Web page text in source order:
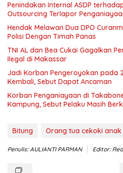
Penindakan Internal ASDP
Outsourcing Terlapor
Hendak Melawan Dua DPO
Polisi Dengan Timah Panas
TNI AL dan Bea Cukai Gagalkan
Ilegal di Makassar
Jadi Korban Pengeroyokan pada
Kembali, Sebut Dapat Ancaman
Korban Penganiayaan di
Kampung, Sebut Pelaku Masih
Bitung Orang tua cekoki anak
Penulis: AULIANTI PARMAN Editor: